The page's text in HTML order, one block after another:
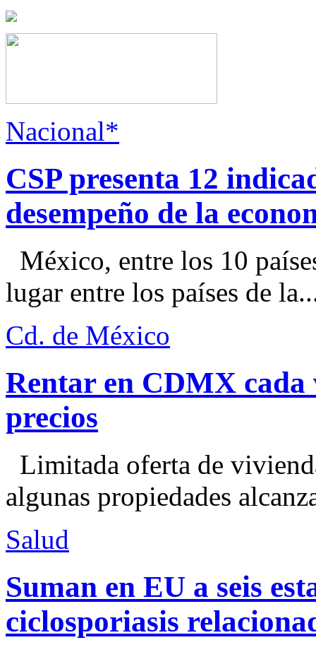
Nacional*
CSP presenta 12
desempeño de la
México, entre los 10
lugar entre los países de
Cd. de México
Rentar en CDMX cada
precios
Limitada oferta de
algunas propiedades
Salud
Suman en EU a seis
ciclosporiasis